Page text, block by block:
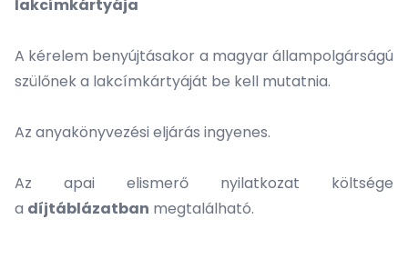
lakcímkártyája
A kérelem benyújtásakor a magyar állampolgárságú
szülőnek a lakcímkártyáját be kell mutatnia.
Az anyakönyvezési eljárás ingyenes.
Az apai elismerő nyilatkozat költsége
a díjtáblázatban megtalálható.